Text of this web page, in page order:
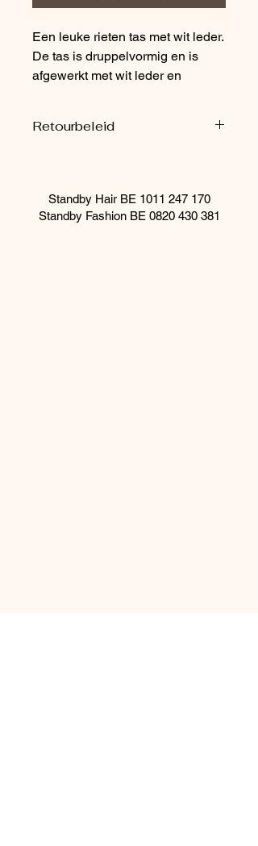
Een leuke rieten tas met wit leder.
De tas is druppelvormig en is
afgewerkt met wit leder en
Retourbeleid
Standby Hair BE 1011 247 170
Standby Fashion BE 0820 430 381